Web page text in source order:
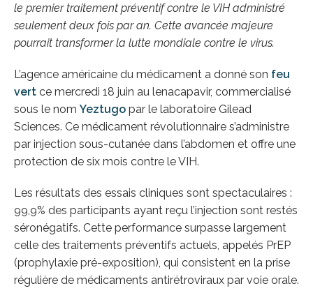
le premier traitement préventif contre le VIH administré
seulement deux fois par an. Cette avancée majeure
pourrait transformer la lutte mondiale contre le virus.
L’agence américaine du médicament a donné son feu
vert ce mercredi 18 juin au lenacapavir, commercialisé
sous le nom Yeztugo par le laboratoire Gilead
Sciences. Ce médicament révolutionnaire s’administre
par injection sous-cutanée dans l’abdomen et offre une
protection de six mois contre le VIH.
Les résultats des essais cliniques sont spectaculaires :
99,9% des participants ayant reçu l’injection sont restés
séronégatifs. Cette performance surpasse largement
celle des traitements préventifs actuels, appelés PrEP
(prophylaxie pré-exposition), qui consistent en la prise
régulière de médicaments antirétroviraux par voie orale.